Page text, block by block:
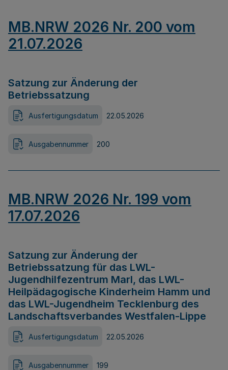
MB.NRW 2026 Nr. 200 vom
21.07.2026
Satzung zur Änderung der
Betriebssatzung
Ausfertigungsdatum 22.05.2026
Ausgabennummer 200
MB.NRW 2026 Nr. 199 vom
17.07.2026
Satzung zur Änderung der
Betriebssatzung für das LWL-
Jugendhilfezentrum Marl, das LWL-
Heilpädagogische Kinderheim Hamm und
das LWL-Jugendheim Tecklenburg des
Landschaftsverbandes Westfalen-Lippe
Ausfertigungsdatum 22.05.2026
Ausgabennummer 199